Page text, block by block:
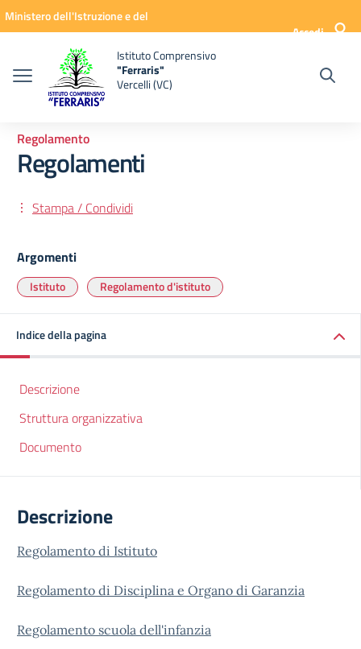
Vai ai contenuti
Vai al menu di navigazione
Vai al footer
Ministero dell'Istruzione e del
Accedi
Istituto Comprensivo
"Ferraris"
Vercelli (VC)
Regolamento
Regolamenti
Stampa / Condividi
Argomenti
Istituto Regolamento d'istituto
Indice della pagina
Descrizione
Struttura organizzativa
Documento
Descrizione
Regolamento di Istituto
Regolamento di Disciplina e Organo di Garanzia
Regolamento scuola dell'infanzia